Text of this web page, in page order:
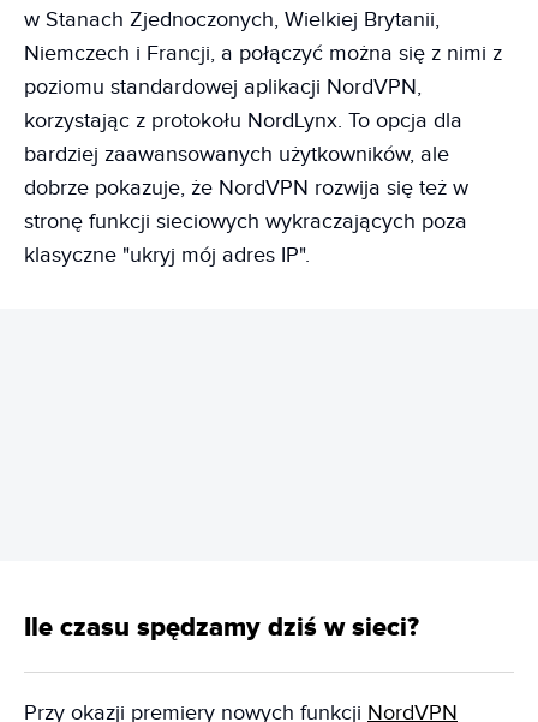
w Stanach Zjednoczonych, Wielkiej Brytanii,
Niemczech i Francji, a połączyć można się z nimi z
poziomu standardowej aplikacji NordVPN,
korzystając z protokołu NordLynx. To opcja dla
bardziej zaawansowanych użytkowników, ale
dobrze pokazuje, że NordVPN rozwija się też w
stronę funkcji sieciowych wykraczających poza
klasyczne "ukryj mój adres IP".
Ile czasu spędzamy dziś w sieci?
Przy okazji premiery nowych funkcji NordVPN